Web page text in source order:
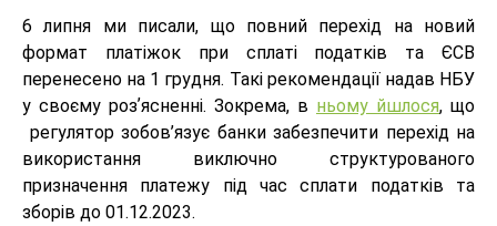
6 липня ми писали, що повний перехід на новий
формат платіжок при сплаті податків та ЄСВ
перенесено на 1 грудня. Такі рекомендації надав НБУ
у своєму розʼясненні. Зокрема, в ньому йшлося, що
регулятор зобов’язує банки забезпечити перехід на
використання виключно структурованого
призначення платежу під час сплати податків та
зборів до 01.12.2023.